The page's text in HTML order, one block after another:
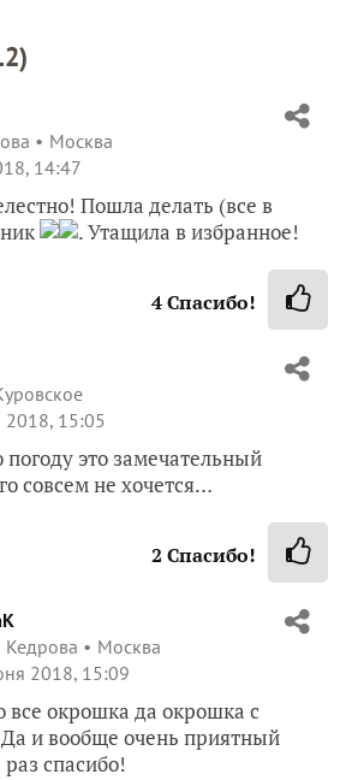
)
Москва
14:47
Пошла делать (все в
. Утащила в избранное!
4Спасибо!
15:05
это замечательный
совсем не хочется…
2 Спасибо!
Кедрова
Москва
2018, 15:09
все окрошка да окрошка с
и вообще очень приятный
спасибо!